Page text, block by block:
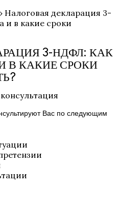
› Налоговая декларация 3-
и в какие сроки
3-НДФЛ: КАК
В КАКИЕ СРОКИ
Вас по следующим